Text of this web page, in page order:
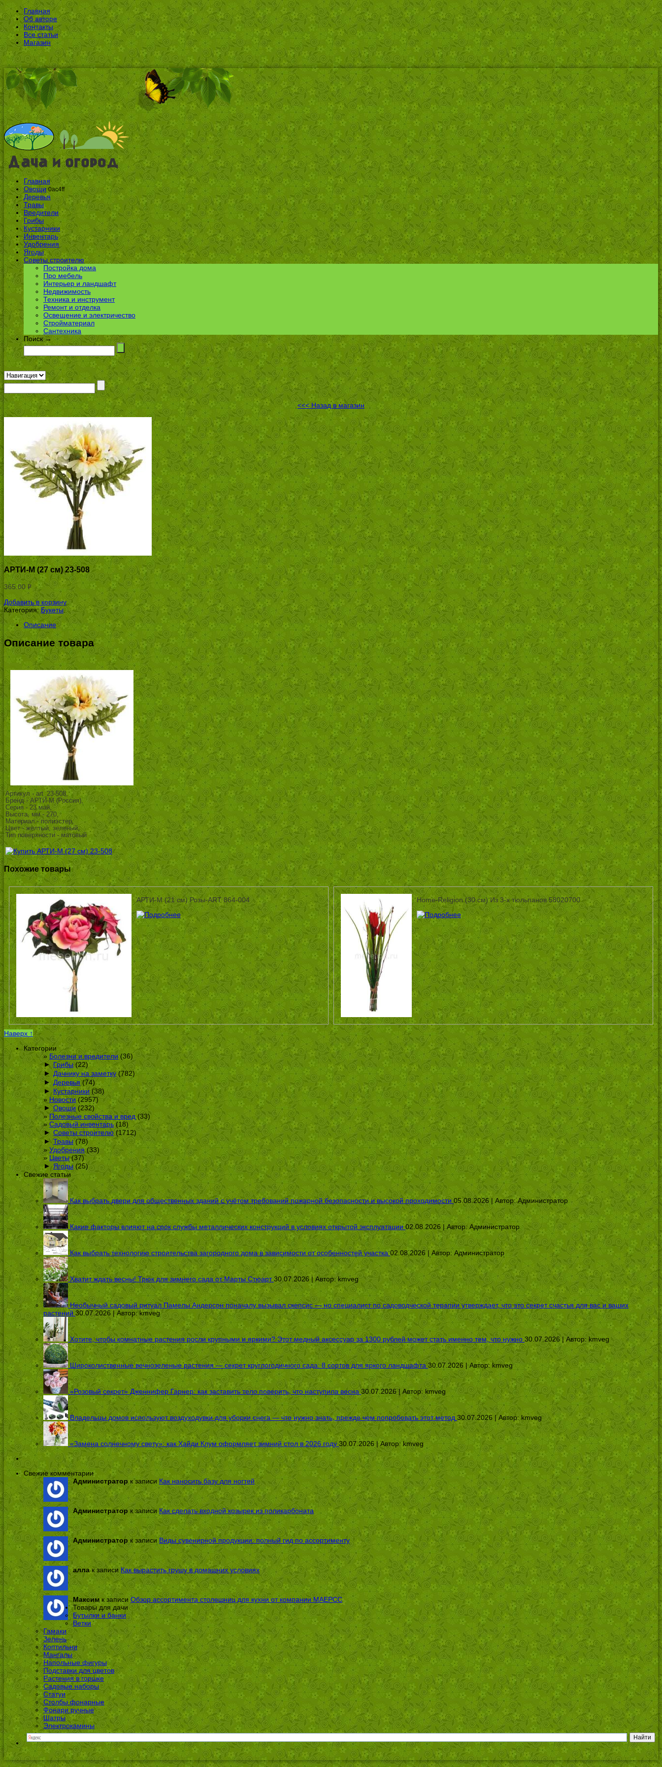
Главная
Об авторе
Контакты
Все статьи
Магазин
Главная
Овощи 0ac4ff
Деревья
Травы
Вредители
Грибы
Кустарники
Инвентарь
Удобрения
Ягоды
Советы строителю
Постройка дома
Про мебель
Интерьер и ландшафт
Недвижимость
Техника и инструмент
Ремонт и отделка
Освещение и электричество
Стройматериал
Сантехника
Поиск →
<<< Назад в магазин
АРТИ-М (27 см) 23-508
365.00 Р
УБ.
Добавить в корзину
Категория:Букеты.
Описание
Описание товара
Артикул - art_23-508,
Бренд - АРТИ-М (Россия),
Серия - 23.май,
Высота, мм - 270,
Материал - полиэстер,
Цвет - желтый, зеленый,
Тип поверхности - матовый
Похожие товары
АРТИ-М (21 см) Розы-ART 864-004 Home-Religion (30 см) Из 3-х тюльпанов 58020700
Наверх ↑
Категории
Болезни и вредители(36)
► Грибы(22)
► Дачнику на заметку(782)
► Деревья(74)
► Кустарники(38)
Новости(2957)
► Овощи (232)
Полезные свойства и вред(33)
Садовый инвентарь(18)
► Советы строителю(1712)
► Травы(78)
Удобрения(33)
Цветы(37)
► Ягоды(25)
Свежие статьи
Как выбрать двери для общественных зданий с учётом требований пожарной безопасности и высокой проходимости 05.08.2026 | Автор:Администратор
Какие факторы влияют на срок службы металлических конструкций в условиях открытой эксплуатации 02.08.2026 | Автор:Администратор
Как выбрать технологию строительства загородного дома в зависимости от особенностей участка 02.08.2026 | Автор: Администратор
Хватит ждать весны! Трюк для зимнего сада от Марты Стюарт 30.07.2026 | Автор:kmveg
Необычный садовый ритуал Памелы Андерсон поначалу вызывал скепсис — но специалист по садоводческой терапии утверждает, что это секрет счастья для вас и ваших
растений 30.07.2026 | Автор:kmveg
Хотите, чтобы комнатные растения росли крупными и яркими? Этот медный аксессуар за 1300 рублей может стать именно тем, что нужно 30.07.2026 | Автор:kmveg
Широколиственные вечнозеленые растения — секрет круглогодичного сада: 8 сортов для яркого ландшафта 30.07.2026 | Автор:kmveg
«Розовый секрет» Дженнифер Гарнер: как заставить тело поверить, что наступила весна 30.07.2026 | Автор:kmveg
Владельцы домов используют воздуходувки для уборки снега — что нужно знать, прежде чем попробовать этот метод 30.07.2026 | Автор:kmveg
«Замена солнечному свету»: как Хайди Клум оформляет зимний стол в 2026 году 30.07.2026 | Автор: kmveg
Свежие комментарии
Администраторк записи Как наносить базу для ногтей
Администраторк записиКак сделать входной козырек из поликарбоната
Администраторк записи Виды сувенирной продукции: полный гид по ассортименту
аллак записиКак вырастить грушу в домашних условиях
Максимк записи Обзор ассортимента столешниц для кухни от компании МАЕРСС
Товары для дачи
Бутылки и банки
Ветки
Гамаки
Зелень
Коптильни
Мангалы
Напольные фигуры
Подставки для цветов
Растения в горшке
Садовые наборы
Статуи
Столбы фонарные
Фонари ручные
Шатры
Электрокамины